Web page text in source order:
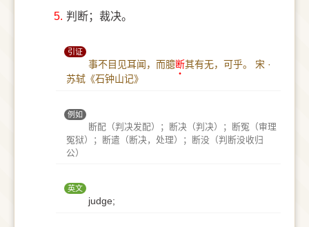
5. 判断；裁决。
引证
事不目见耳闻，而臆断其有无，可乎。 宋 ·
苏轼《石钟山记》
例如
断配（判决发配）；断决（判决）；断冤（审理
冤狱）；断遣（断决，处理）；断没（判断没收归
公）
英文
judge;